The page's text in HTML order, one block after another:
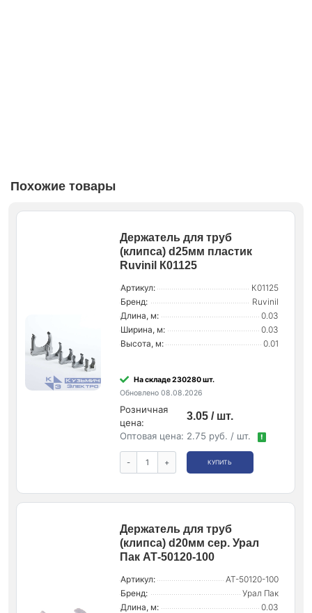
Похожие товары
Держатель для труб
(клипса) d25мм пластик
Ruvinil К01125
Артикул:
К01125
Бренд:
Ruvinil
Длина, м:
0.03
Ширина, м:
0.03
Высота, м:
0.01
На складе 230280 шт.
Обновлено 08.08.2026
Розничная
цена:
3.05 / шт.
Оптовая цена: 2.75 руб. / шт. !
- + КУПИТЬ
Держатель для труб
(клипса) d20мм сер. Урал
Пак АТ-50120-100
Артикул:
АТ-50120-100
Бренд:
Урал Пак
Длина, м:
0.03